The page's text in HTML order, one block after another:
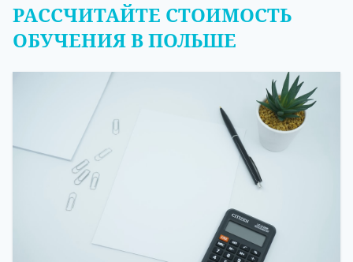
РАССЧИТАЙТЕ СТОИМОСТЬ
ОБУЧЕНИЯ В ПОЛЬШЕ